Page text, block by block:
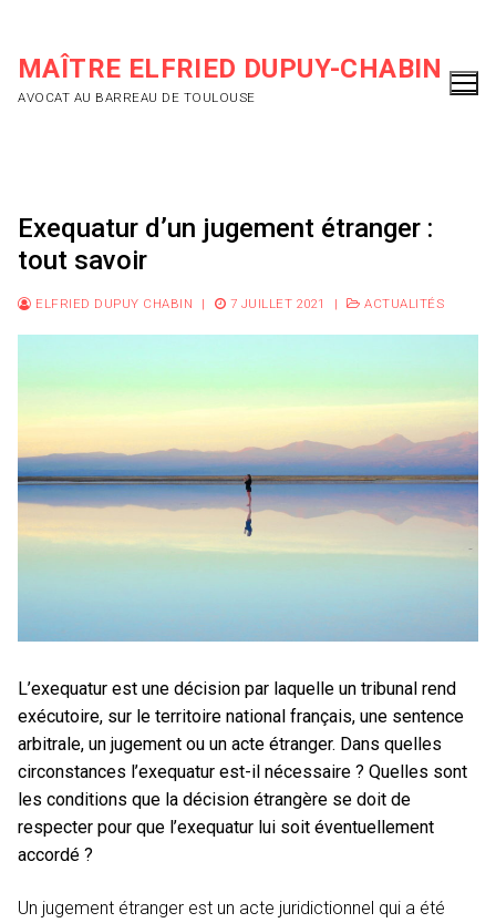
contenu
MAÎTRE ELFRIED DUPUY-CHABIN
AVOCAT AU BARREAU DE TOULOUSE
Exequatur d’un jugement étranger :
tout savoir
ELFRIED DUPUY CHABIN | 7 JUILLET 2021 | ACTUALITÉS
L’exequatur est une décision par laquelle un tribunal rend
exécutoire, sur le territoire national français, une sentence
arbitrale, un jugement ou un acte étranger. Dans quelles
circonstances l’exequatur est-il nécessaire ? Quelles sont
les conditions que la décision étrangère se doit de
respecter pour que l’exequatur lui soit éventuellement
accordé ?
Un jugement étranger est un acte juridictionnel qui a été